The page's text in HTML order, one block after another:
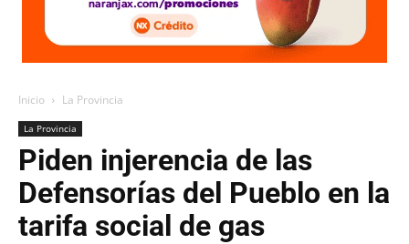
Inicio La Provincia
La Provincia
Piden injerencia de las
Defensorías del Pueblo en la
tarifa social de gas